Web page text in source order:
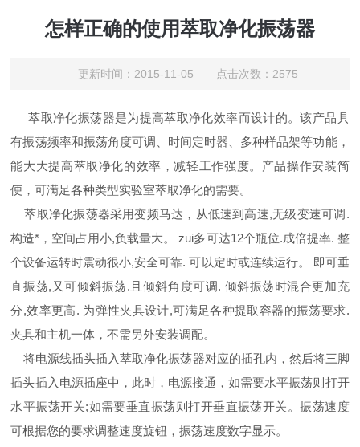
怎样正确的使用萃取净化振荡器
更新时间：2015-11-05 点击次数：2575
萃取净化振荡器是为提高萃取净化效率而设计的。该产品具
有振荡频率和振荡角度可调、时间定时器、多种样品架等功能，
能大大提高萃取净化的效率，减轻工作强度。产品操作安装简
便，可满足各种类型实验室萃取净化的需要。
萃取净化振荡器采用变频马达，从低速到高速,无级变速可调.
构造*，空间占用小,负载量大。 zui多可达12个瓶位.成倍提率. 整
个设备运转时震动很小,安全可靠. 可以定时或连续运行。 即可垂
直振荡,又可倾斜振荡.且倾斜角度可调. 倾斜振荡时混合更加充
分,效率更高. 为弹性夹具设计,可满足各种提取容器的振荡要求.
夹具和主机一体，不需另外安装调配。
将电源线插头插入萃取净化振荡器对应的插孔内，然后将三脚
插头插入电源插座中，此时，电源接通，如需要水平振荡则打开
水平振荡开关;如需要垂直振荡则打开垂直振荡开关。振荡速度
可根据您的要求调整速度旋钮，振荡速度数字显示。